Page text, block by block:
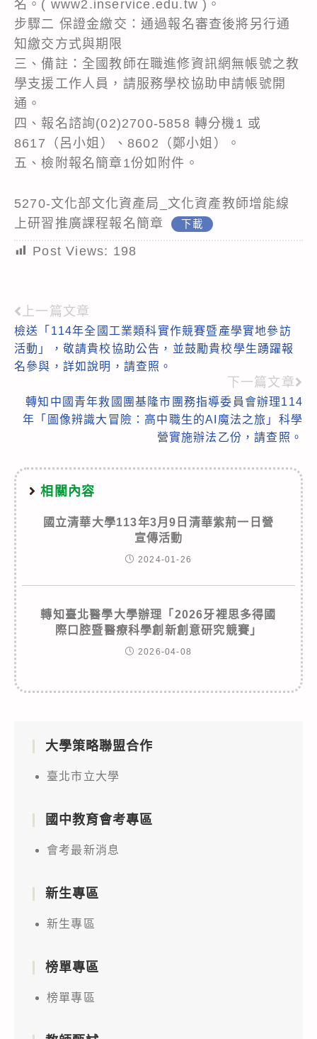
名。( www2.inservice.edu.tw )。
步驟二 保證金繳交：通過報名審查後將另行通
知繳交方式與期限
三、備註：全國教師在職進修資訊網無帳號之教
學支援工作人員，請服務學校協助申請帳號開
通。
四、報名諮詢(02)2700-5858 轉分機1 或
8617（呂小姐）、8602（鄭小姐）。
五、檢附報名簡章1份如附件。
5270-文化部文化資產局_文化資產教師增能線
上研習推廣課程報名簡章
下載
Post Views: 198
Read
more
articles
上一篇文章
檢送「114年全國工業類科實作競賽暨產學實地參訪
活動」，敬請貴校協助公告，並鼓勵貴校學生踴躍報
名參與，詳如說明，請查照。
下一篇文章
轉知中國青年救國團基隆市團務指導委員會辦理114
年「圖像辨識大冒險：高中職生的AI魔法之旅」科學
營實施辦法乙份，請查照。
相關內容
國立清華大學113年3月9日清華紫荊一日營
宣傳活動
2024-01-26
轉知臺北醫學大學辦理「2026牙裡思多得國
際口腔暨醫療科學創新創意研究競賽」
2026-04-08
大學策略聯盟合作
臺北市立大學
國中教育會考專區
會考最新消息
新生專區
新生專區
榜單專區
榜單專區